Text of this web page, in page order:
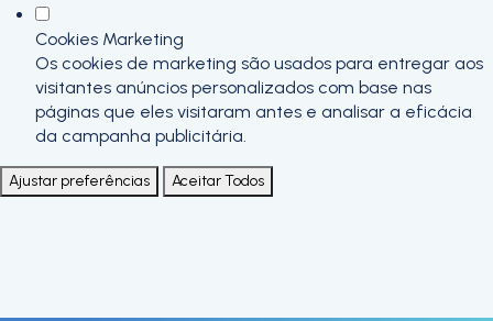
Cookies Marketing
Os cookies de marketing são usados para entregar aos
visitantes anúncios personalizados com base nas
páginas que eles visitaram antes e analisar a eficácia
da campanha publicitária.
Ajustar preferências Aceitar Todos